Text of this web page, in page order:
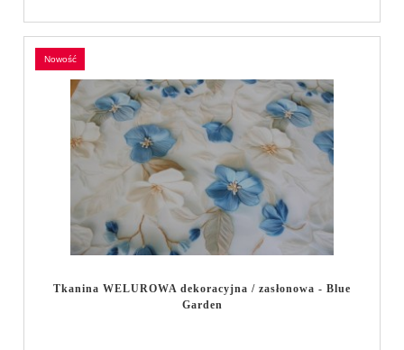
Tkanina WELUROWA dekoracyjna / zasłonowa - Blue
Garden
nowość